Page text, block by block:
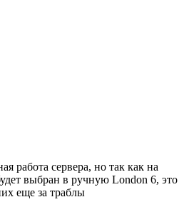
работа сервера, но так как на
выбран в ручную London 6, это
еще за траблы